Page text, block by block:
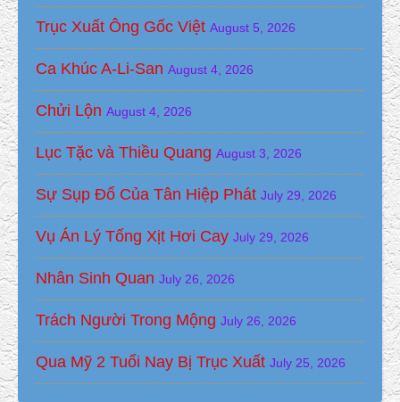
Trục Xuất Ông Gốc Việt August 5, 2026
Ca Khúc A-Li-San August 4, 2026
Chửi Lộn August 4, 2026
Lục Tặc và Thiều Quang August 3, 2026
Sự Sụp Đổ Của Tân Hiệp Phát July 29, 2026
Vụ Án Lý Tống Xịt Hơi Cay July 29, 2026
Nhân Sinh Quan July 26, 2026
Trách Người Trong Mộng July 26, 2026
Qua Mỹ 2 Tuổi Nay Bị Trục Xuất July 25, 2026